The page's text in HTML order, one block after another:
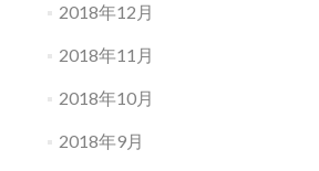
2018年12月
2018年11月
2018年10月
2018年9月